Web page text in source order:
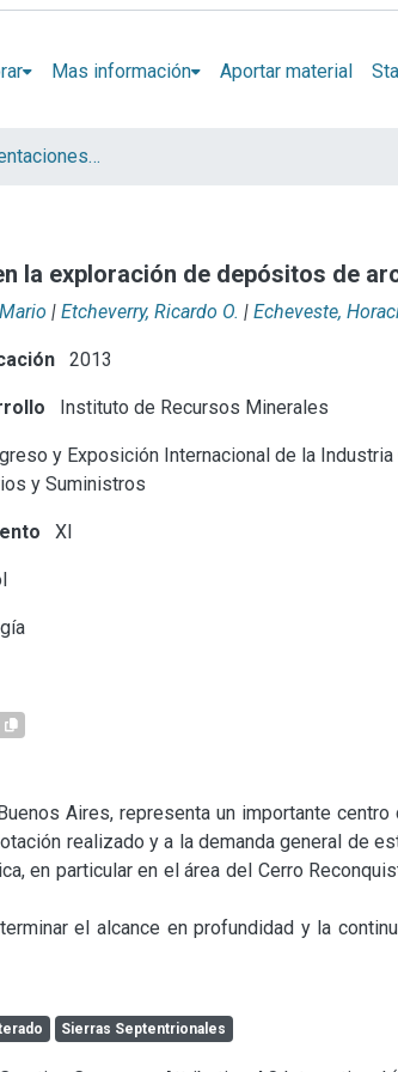
Mas información Aportar material
Artículos y presentaciones en Congresos
la exploración de depósitos de
| Etcheverry, Ricardo O. | Echeveste,
2013
Instituto de Recursos Minerales
y Exposición Internacional de la Industria
y Suministros
XI
Aires, representa un importante centro
realizado y a la demanda general de
en particular en el área del Cerro
el alcance en profundidad y la
Sierras Septentrionales